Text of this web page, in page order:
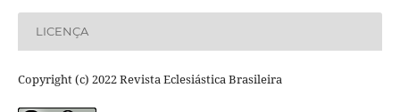
LICENÇA
Copyright (c) 2022 Revista Eclesiástica Brasileira